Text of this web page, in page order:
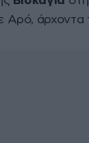
Αρό, άρχοντα